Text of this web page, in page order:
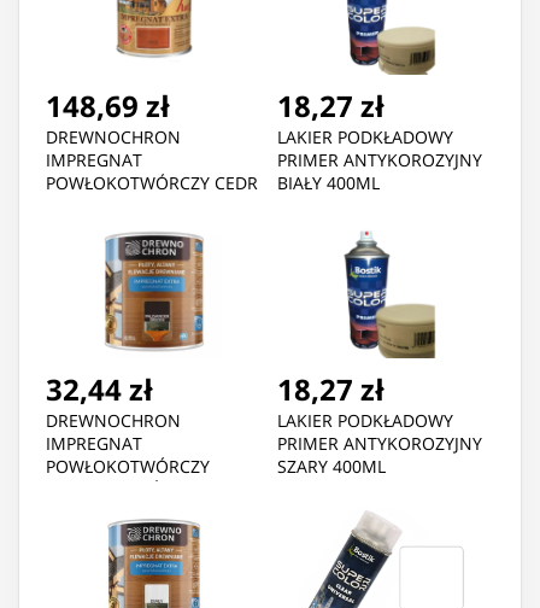
148,69 zł
DREWNOCHRON
IMPREGNAT
POWŁOKOTWÓRCZY CEDR
18,27 zł
LAKIER PODKŁADOWY
PRIMER ANTYKOROZYJNY
BIAŁY 400ML
32,44 zł
DREWNOCHRON
IMPREGNAT
POWŁOKOTWÓRCZY
18,27 zł
LAKIER PODKŁADOWY
PRIMER ANTYKOROZYJNY
SZARY 400ML